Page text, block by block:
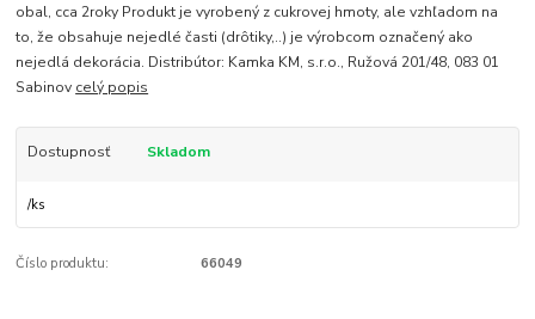
obal, cca 2roky Produkt je vyrobený z cukrovej hmoty, ale vzhľadom na
to, že obsahuje nejedlé časti (drôtiky,..) je výrobcom označený ako
nejedlá dekorácia. Distribútor: Kamka KM, s.r.o., Ružová 201/48, 083 01
Sabinov celý popis
Dostupnosť Skladom
/ks
Číslo produktu: 66049